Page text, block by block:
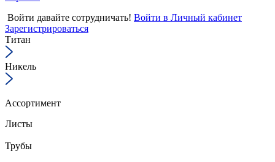
Войти давайте сотрудничать! Войти в Личный кабинет
Зарегистрироваться
Титан
Никель
Ассортимент
Листы
Трубы